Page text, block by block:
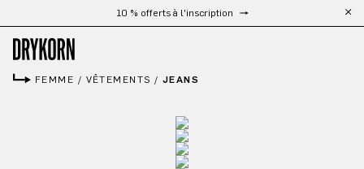
Passer au contenu principalLivraison gratuite à partir de 300 €
FEMME / VÊTEMENTS / JEANS